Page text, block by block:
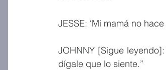
JESSE: ‘Mi mamá no hace
JOHNNY [Sigue
dígale que lo siente.”